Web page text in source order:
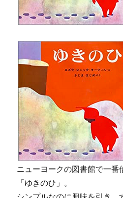
ニューヨークの図書館で一番
「ゆきのひ」。